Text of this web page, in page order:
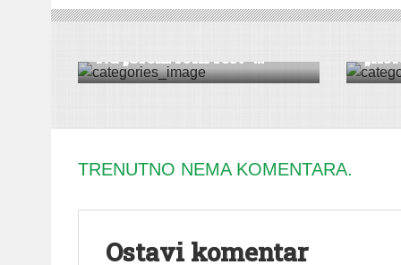
KULTURA|VESTI
Na „Srem folk fest“ ...
TRENUTNO NEMA KOMENTARA.
Ostavi komentar